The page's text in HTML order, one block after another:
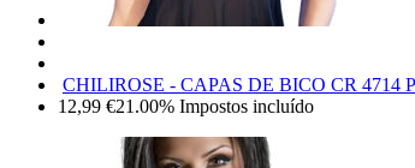
CHILIROSE - CAPAS DE BICO CR 4714
12,99 €21.00% Impostos incluído